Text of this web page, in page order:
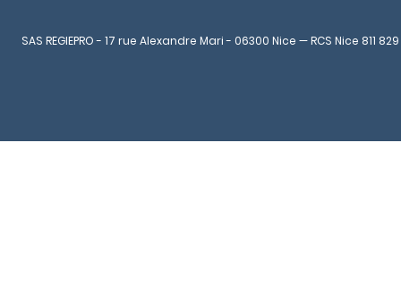
SAS REGIEPRO - 17 rue Alexandre Mari - 06300 Nice — RCS Nice 811